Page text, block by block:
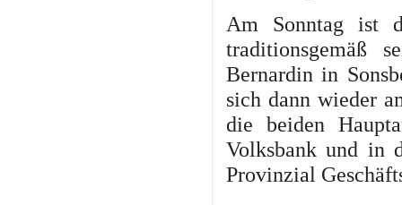
Am Sonntag ist
traditionsgemäß
Bernardin in
sich dann wieder
die beiden
Volksbank und in
Provinzial